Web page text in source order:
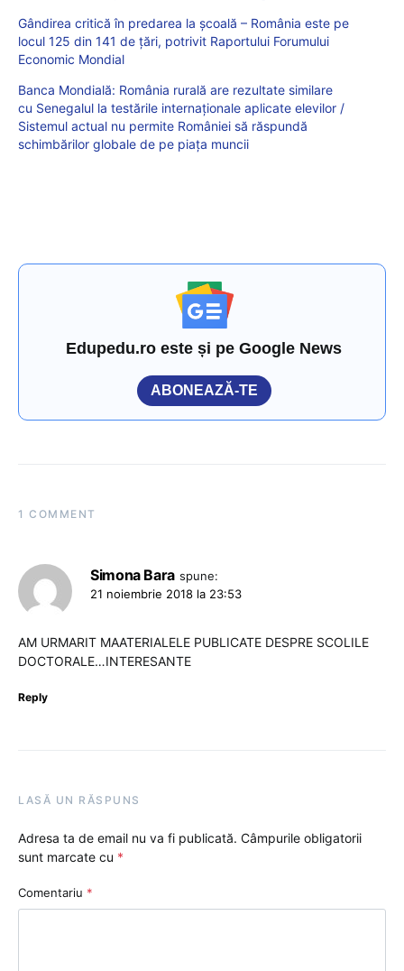
Gândirea critică în predarea la școală – România este pe
locul 125 din 141 de țări, potrivit Raportului Forumului
Economic Mondial
Banca Mondială: România rurală are rezultate similare
cu Senegalul la testările internaționale aplicate elevilor /
Sistemul actual nu permite României să răspundă
schimbărilor globale de pe piața muncii
Edupedu.ro este și pe Google News
ABONEAZĂ-TE
1 COMMENT
Simona Bara spune:
21 noiembrie 2018 la 23:53
AM URMARIT MAATERIALELE PUBLICATE DESPRE SCOLILE
DOCTORALE…INTERESANTE
Reply
LASĂ UN RĂSPUNS
Adresa ta de email nu va fi publicată. Câmpurile obligatorii
sunt marcate cu *
Comentariu *